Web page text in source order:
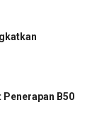
Penerapan B50